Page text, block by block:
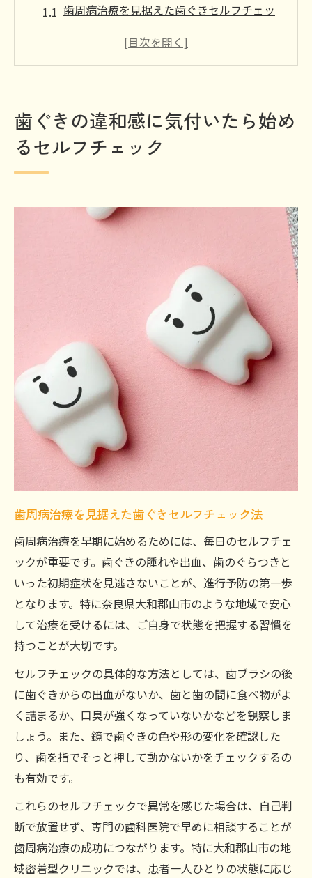
歯周病治療を見据えた歯ぐきセルフチェッ
ストレスが歯ぐきの違和感に与える影響と
自宅でできる歯周病治療のセルフ確認手順
違和感から始まる歯周病治療の重要ポイン
ストレスが歯周病治療に及ぼすリスクと対
なぜストレスが歯周病治療の妨げになるの
歯周病治療とストレス軽減の相乗効果を考
察
実生活で気付くストレスと歯周病治療のつ
ながり
歯周病治療が必要な症状と見極め方を知ろう
歯周病治療を急ぐべき症状のセルフチェッ
歯周病治療の必要性を判断する見極めポイ
手遅れサインを逃さない歯周病治療の目安
歯ぐき出血や膿は歯周病治療の重要信号
歯周病治療が必要な食いしばり症状の把握
歯周ポケットから読み解く進行度と対策のヒン
ト
歯周ポケットと歯周病治療の関係を解説
歯周ポケット数値でみる歯周病治療の目安
歯周ポケットから始める歯周病治療の対策
法
歯周病治療に役立つ歯周ポケットの測り方
歯周ポケット改善のための歯周病治療ポイ
ント
口臭や歯ぐき腫れを放置しないためのセルフ確
認
歯周病治療に直結する口臭セルフチェック
歯ぐきの違和感に気付いたら始め
るセルフチェック
歯周病治療を見据えた歯ぐきセルフチェック法
歯周病治療を早期に始めるためには、毎日のセルフチェ
ックが重要です。歯ぐきの腫れや出血、歯のぐらつきと
いった初期症状を見逃さないことが、進行予防の第一歩
となります。特に奈良県大和郡山市のような地域で安心
して治療を受けるには、ご自身で状態を把握する習慣を
持つことが大切です。
セルフチェックの具体的な方法としては、歯ブラシの後
に歯ぐきからの出血がないか、歯と歯の間に食べ物がよ
く詰まるか、口臭が強くなっていないかなどを観察しま
しょう。また、鏡で歯ぐきの色や形の変化を確認した
り、歯を指でそっと押して動かないかをチェックするの
も有効です。
これらのセルフチェックで異常を感じた場合は、自己判
断で放置せず、専門の歯科医院で早めに相談することが
歯周病治療の成功につながります。特に大和郡山市の地
域密着型クリニックでは、患者一人ひとりの状態に応じ